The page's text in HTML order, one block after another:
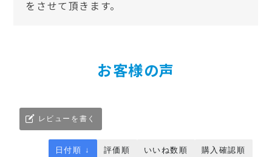
をさせて頂きます。
お客様の声
レビューを書く
日付順 ↓ 評価順 いいね数順 購入確認順